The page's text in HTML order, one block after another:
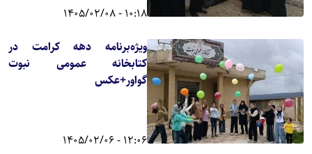
10:18 - 1405/02/08
ویژه‌برنامه دهه کرامت در
کتابخانه‌ عمومی نبوت
گواور+عکس
12:06 - 1405/02/06